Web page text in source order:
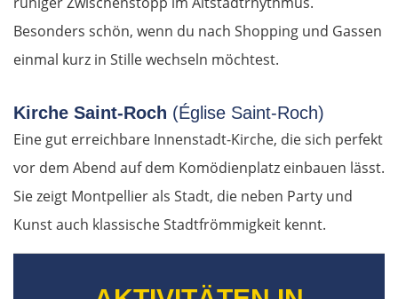
Besonders schön, wenn du nach Shopping und Gassen
einmal kurz in Stille wechseln möchtest.
Kirche Saint-Roch (Église Saint-Roch)
Eine gut erreichbare Innenstadt-Kirche, die sich perfekt
vor dem Abend auf dem Komödienplatz einbauen lässt.
Sie zeigt Montpellier als Stadt, die neben Party und
Kunst auch klassische Stadtfrömmigkeit kennt.